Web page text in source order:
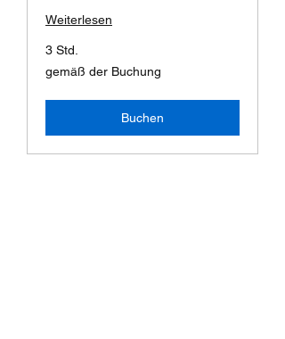
Weiterlesen
3 Std.
der
gemäß der Buchung
Buchen